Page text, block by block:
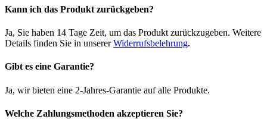
Kann ich das Produkt zurückgeben?
Ja, Sie haben 14 Tage Zeit, um das Produkt zurückzugeben. Weitere
Details finden Sie in unsererWiderrufsbelehrung.
Gibt es eine Garantie?
Ja, wir bieten eine 2-Jahres-Garantie auf alle Produkte.
Welche Zahlungsmethoden akzeptieren Sie?